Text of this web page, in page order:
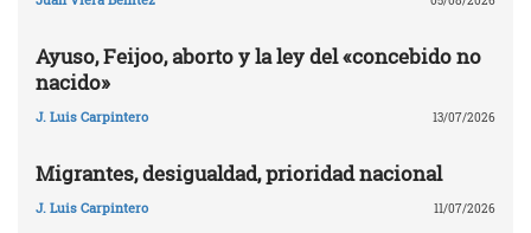
Ayuso, Feijoo, aborto y la ley del «concebido no
nacido»
J. Luis Carpintero 13/07/2026
Migrantes, desigualdad, prioridad nacional
J. Luis Carpintero 11/07/2026